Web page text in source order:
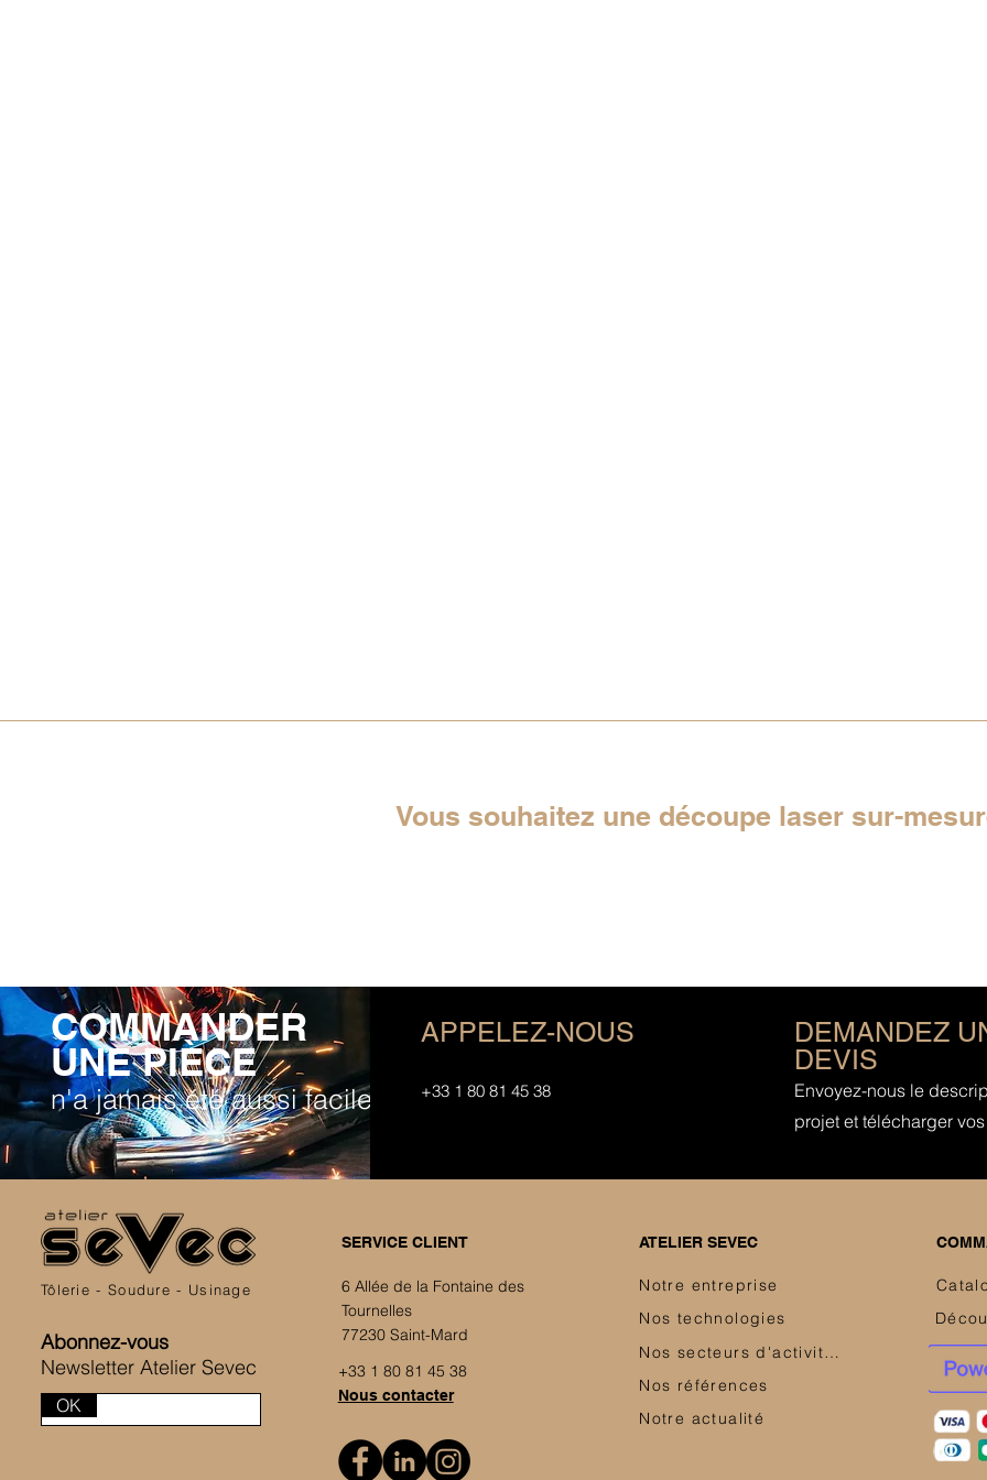
Vous souhaitez une découpe laser sur-
COMMANDER
UNE PIÈCE
n'a jamais été aussi facile
APPELEZ-NOUS
+33 1 80 81 45 38
DEMANDEZ
DEVIS
Envoyez-nous le
projet et télécharger
Tôlerie - Soudure - Usinage
Abonnez-vous
Newsletter Atelier Sevec
OK
SERVICE CLIENT
6 Allée de la Fontaine des
Tournelles
77230 Saint-Mard
+33 1 80 81 45 38
Nous contacter
ATELIER SEVEC
Notre entreprise
Nos technologies
Nos secteurs d'activités
Nos références
Notre actualité